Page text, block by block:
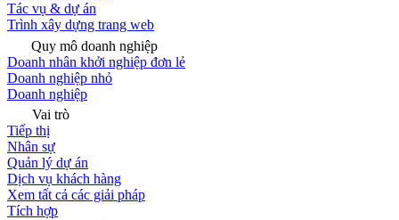
Tác vụ & dự án
Trình xây dựng trang web
Quy mô doanh nghiệp
Doanh nhân khởi nghiệp đơn lẻ
Doanh nghiệp nhỏ
Doanh nghiệp
Vai trò
Tiếp thị
Nhân sự
Quản lý dự án
Dịch vụ khách hàng
Xem tất cả các giải pháp
Tích hợp